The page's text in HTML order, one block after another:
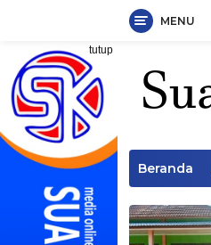
Langsung
konten
MENU
tutup
Beranda